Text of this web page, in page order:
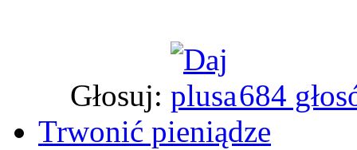
Głosuj:
684
Trwonić pieniądze